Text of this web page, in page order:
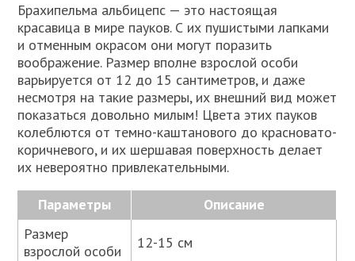
Брахипельма альбицепс — это настоящая
красавица в мире пауков. С их пушистыми лапками
и отменным окрасом они могут поразить
воображение. Размер вполне взрослой особи
варьируется от 12 до 15 сантиметров, и даже
несмотря на такие размеры, их внешний вид может
показаться довольно милым! Цвета этих пауков
колеблются от темно-каштанового до красновато-
коричневого, и их шершавая поверхность делает
их невероятно привлекательными.
Параметры
Описание
Размер
взрослой особи
12-15 см